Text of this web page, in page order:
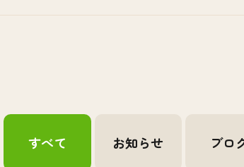
すべて お知らせ ブロ